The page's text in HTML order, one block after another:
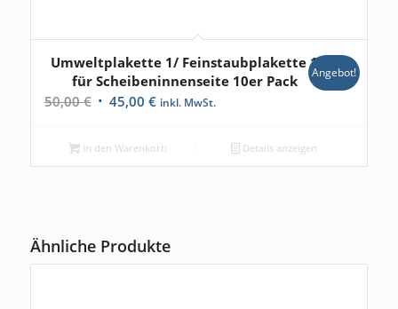
Umweltplakette 1/ Feinstaubplakette 1
für Scheibeninnenseite 10er Pack
50,00€ Ursprünglicher
war:
50,00 €
45,00 €Aktueller
ist:
45,00 €.
inkl. MwSt.
Angebot!
In den Warenkorb Details anzeigen
Ähnliche Produkte